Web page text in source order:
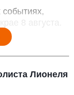
8 августа.
Лионеля